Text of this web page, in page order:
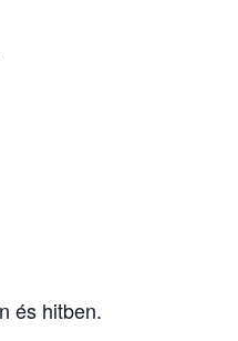
és hitben.